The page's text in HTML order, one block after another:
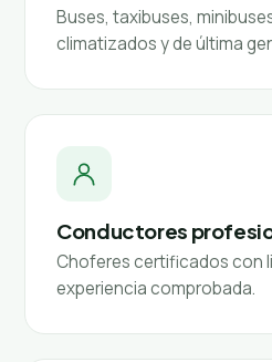
Buses, taxibuses,
climatizados y de última
Conductores
Choferes certificados con
experiencia comprobada.